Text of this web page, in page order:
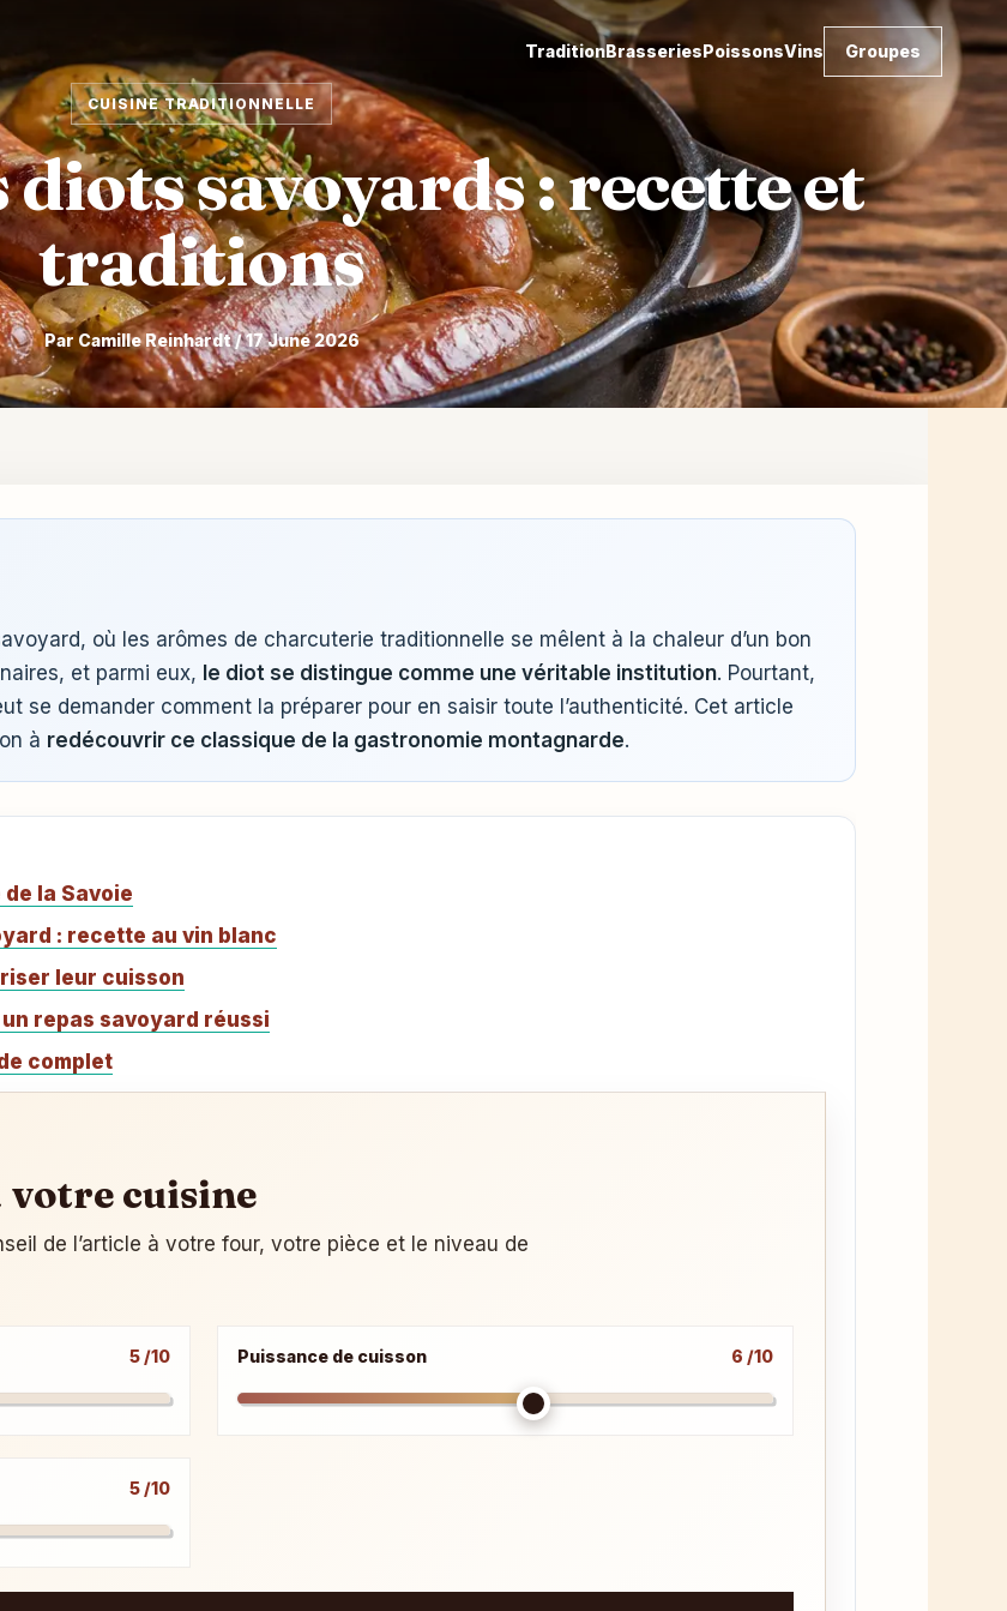
TraditionBrasseriesPoissonsVins Groupes
CUISINE TRADITIONNELLE
diots savoyards : recette et
traditions
Par Camille Reinhardt / 17 June 2026
où les arômes de charcuterie traditionnelle se mêlent à la chaleur d’un bon
et parmi eux, le diot se distingue comme une véritable institution. Pourtant,
se demander comment la préparer pour en saisir toute l’authenticité. Cet article
à redécouvrir ce classique de la gastronomie montagnarde.
la Savoie
: recette au vin blanc
leur cuisson
repas savoyard réussi
complet
votre cuisine
de l’article à votre four, votre pièce et le niveau de
5 /10 Puissance de cuisson 6 /10
5 /10